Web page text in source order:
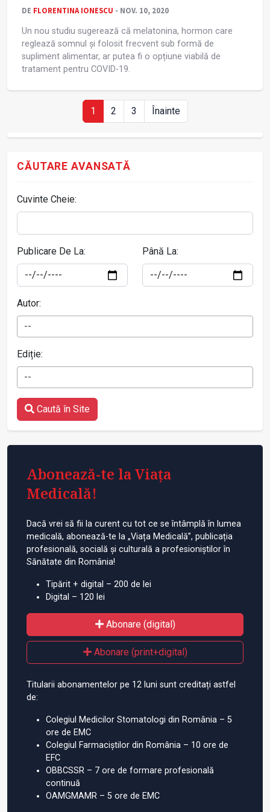
DE FLORENTINA IONESCU - NOV. 10, 2020
Un nou studiu sugerează că melatonina, hormon care
reglează somnul și folosit frecvent sub formă de
supliment alimentar, ar putea fi o opțiune viabilă de
tratament pentru COVID-19.
1 2 3 Înainte
CĂUTARE AVANSATĂ
Cuvinte Cheie:
Publicare De La: Până La:
Autor:
--
Ediție:
--
Caută în Site
Abonează-te la Viața
Medicală!
Dacă vrei să fii la curent cu tot ce se întâmplă în lumea
medicală, abonează-te la „Viața Medicală”, publicația
profesională, socială și culturală a profesioniștilor în
Sănătate din România!
Tipărit + digital – 200 de lei
Digital – 120 lei
Abonare (digital)
Abonare (print+digital)
Titularii abonamentelor pe 12 luni sunt creditați astfel
de:
Colegiul Medicilor Stomatologi din România – 5
ore de EMC
Colegiul Farmaciștilor din România – 10 ore de
EFC
OBBCSSR – 7 ore de formare profesională
continuă
OAMGMAMR – 5 ore de EMC